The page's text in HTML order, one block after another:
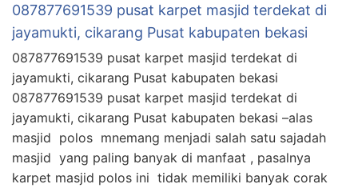
087877691539 pusat karpet masjid terdekat di
jayamukti, cikarang Pusat kabupaten bekasi
087877691539 pusat karpet masjid terdekat di
jayamukti, cikarang Pusat kabupaten bekasi
087877691539 pusat karpet masjid terdekat di
jayamukti, cikarang Pusat kabupaten bekasi –alas
masjid polos mnemang menjadi salah satu sajadah
masjid yang paling banyak di manfaat , pasalnya
karpet masjid polos ini tidak memiliki banyak corak